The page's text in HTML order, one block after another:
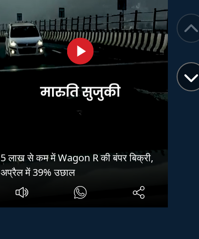
5 लाख से कम में Wagon R की बंपर बिक्री,
अप्रैल में 39% उछाल